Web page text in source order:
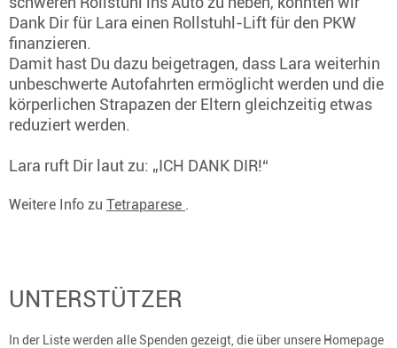
Dank Dir für Lara einen Rollstuhl-Lift für den PKW
finanzieren.
Damit hast Du dazu beigetragen, dass Lara weiterhin
unbeschwerte Autofahrten ermöglicht werden und die
körperlichen Strapazen der Eltern gleichzeitig etwas
reduziert werden.
Lara ruft Dir laut zu: „ICH DANK DIR!“
Weitere Info zu Tetraparese .
UNTERSTÜTZER
In der Liste werden alle Spenden gezeigt, die über unsere Homepage